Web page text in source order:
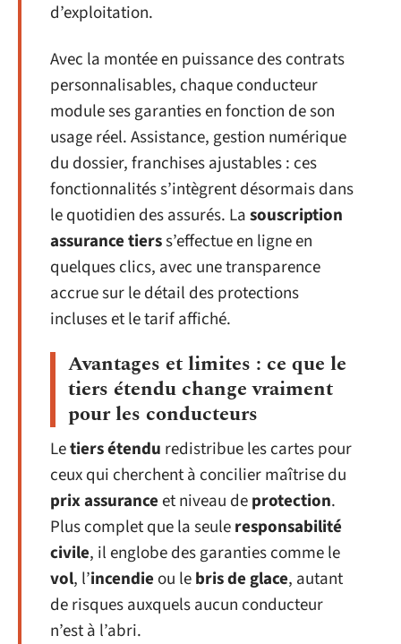
d’exploitation.
Avec la montée en puissance des contrats
personnalisables, chaque conducteur
module ses garanties en fonction de son
usage réel. Assistance, gestion numérique
du dossier, franchises ajustables : ces
fonctionnalités s’intègrent désormais dans
le quotidien des assurés. Lasouscription
assurance tierss’effectue en ligne en
quelques clics, avec une transparence
accrue sur le détail des protections
incluses et le tarif affiché.
Avantages et limites : ce que le
tiers étendu change vraiment
pour les conducteurs
Letiers étendu redistribue les cartes pour
ceux qui cherchent à concilier maîtrise du
prix assuranceet niveau deprotection.
Plus complet que la seuleresponsabilité
civile, il englobe des garanties comme le
vol, l’incendie ou lebris de glace, autant
de risques auxquels aucun conducteur
n’est à l’abri.